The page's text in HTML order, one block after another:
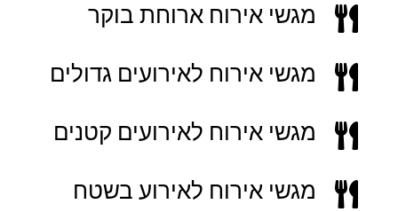
 מגשי אירוח ארוחת בוקר
 מגשי אירוח לאירועים גדולים
 מגשי אירוח לאירועים קטנים
 מגשי אירוח לאירוע בשטח